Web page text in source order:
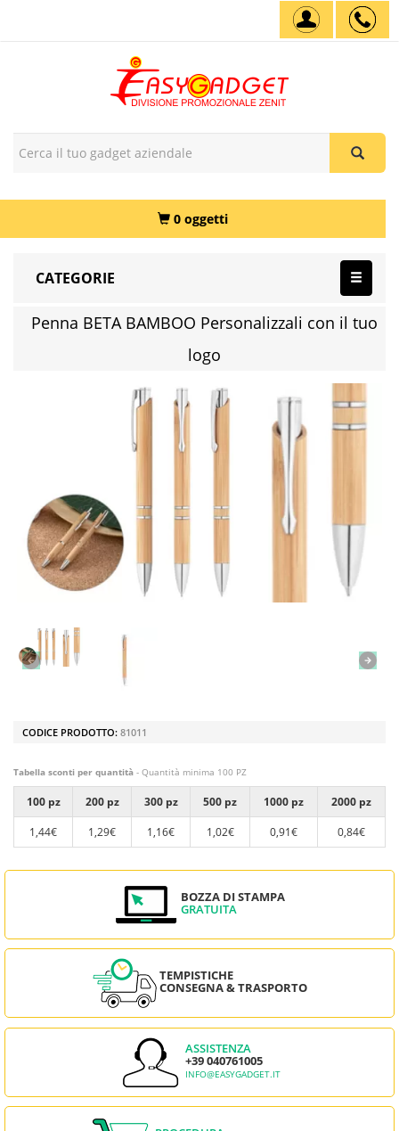
0 oggetti
CATEGORIE
Penna BETA BAMBOO Personalizzali con il tuo
logo
CODICE PRODOTTO: 81011
Tabella sconti per quantità - Quantità minima 100 PZ
100 pz 200 pz 300 pz 500 pz 1000 pz
2000 pz
1,44€
1,29€ 1,16€ 1,02€ 0,91€ 0,84€
BOZZA DI STAMPA
GRATUITA
TEMPISTICHE
CONSEGNA & TRASPORTO
ASSISTENZA
+39 040761005
INFO@EASYGADGET.IT